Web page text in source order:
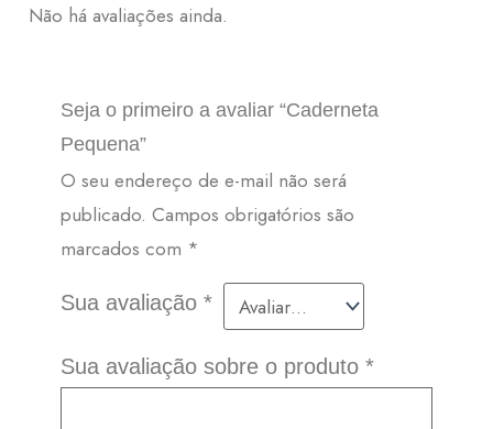
Não há avaliações ainda.
Seja o primeiro a avaliar “Caderneta
Pequena”
O seu endereço de e-mail não será
publicado. Campos obrigatórios são
marcados com *
Sua avaliação *
Sua avaliação sobre o produto *